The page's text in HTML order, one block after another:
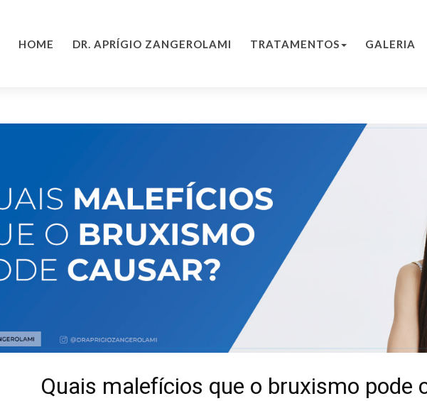
HOME DR. APRÍGIO ZANGEROLAMI TRATAMENTOS GALERIA
Quais malefícios que o bruxismo pode